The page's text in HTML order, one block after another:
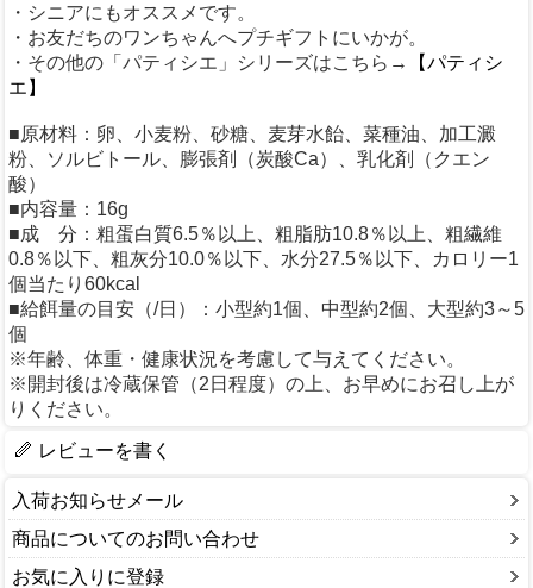
・シニアにもオススメです。
・お友だちのワンちゃんへプチギフトにいかが。
・その他の「パティシエ」シリーズはこちら→
【パティシ
エ】
■原材料：卵、小麦粉、砂糖、麦芽水飴、菜種油、加工澱
粉、ソルビトール、膨張剤（炭酸Ca）、乳化剤（クエン
酸）
■内容量：16g
■成 分：粗蛋白質6.5％以上、粗脂肪10.8％以上、粗繊維
0.8％以下、粗灰分10.0％以下、水分27.5％以下、カロリー1
個当たり60kcal
■給餌量の目安（/日）：小型約1個、中型約2個、大型約3～5
個
※年齢、体重・健康状況を考慮して与えてください。
※開封後は冷蔵保管（2日程度）の上、お早めにお召し上が
りください。
レビューを書く
入荷お知らせメール
商品についてのお問い合わせ
お気に入りに登録